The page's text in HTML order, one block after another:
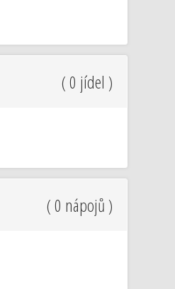
( 0 jídel )
( 0 nápojů )